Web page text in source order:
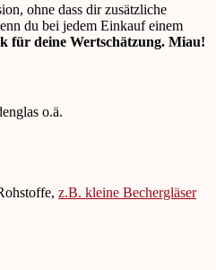
ohne dass dir zusätzliche
du bei jedem Einkauf einem
für deine Wertschätzung. Miau!
o.ä.
z.B. kleine Bechergläser